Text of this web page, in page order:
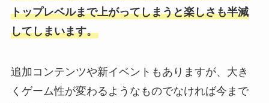
トップレベルまで上がってしまうと楽しさも半減
してしまいます。
追加コンテンツや新イベントもありますが、大き
くゲーム性が変わるようなものでなければ今まで